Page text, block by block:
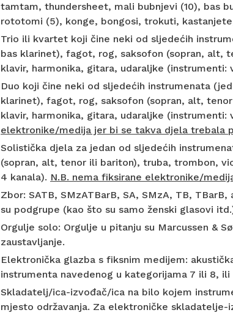
tamtam, thundersheet, mali bubnjevi (10), bas
rototomi (5), konge, bongosi, trokuti,
Trio ili kvartet koji čine neki od sljedećih
bas klarinet), fagot, rog, saksofon (sopran, alt,
klavir, harmonika, gitara, udaraljke (instrumenti:
Duo koji čine neki od sljedećih instrumenata
klarinet), fagot, rog, saksofon (sopran, alt,
klavir, harmonika, gitara, udaraljke
elektronike/medija jer bi se takva djela trebala
Solistička djela za jedan od sljedećih
(sopran, alt, tenor ili bariton), truba, trombon,
4 kanala). N.B. nema fiksirane elektronike/
Zbor: SATB, SMzATBarB, SA, SMzA, TB,
su podgrupe (kao što su samo ženski glasovi
Orgulje solo: Orgulje u pitanju su Marcussen &
zaustavljanje.
Elektronička glazba s fiksnim medijem:
instrumenta navedenog u kategorijama 7 ili 8,
Skladatelj/ica-izvođač/ica na bilo kojem
mjesto održavanja. Za elektroničke skladatelje-